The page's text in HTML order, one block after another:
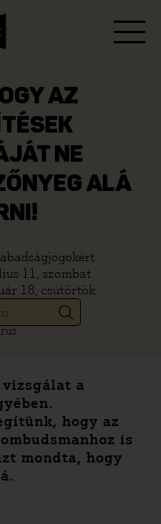
AZ
NE
ALÁ
11, szombat
18, csütörtök
vizsgálat a
hogy az
is
mondta, hogy